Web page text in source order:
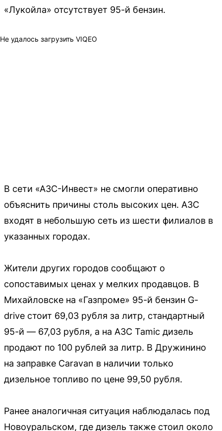
«Лукойла» отсутствует 95-й бензин.
Не удалось загрузить VIQEO
В сети «АЗС-Инвест» не смогли оперативно
объяснить причины столь высоких цен. АЗС
входят в небольшую сеть из шести филиалов в
указанных городах.
Жители других городов сообщают о
сопоставимых ценах у мелких продавцов. В
Михайловске на «Газпроме» 95-й бензин G-
drive стоит 69,03 рубля за литр, стандартный
95-й — 67,03 рубля, а на АЗС Tamic дизель
продают по 100 рублей за литр. В Дружинино
на заправке Caravan в наличии только
дизельное топливо по цене 99,50 рубля.
Ранее аналогичная ситуация наблюдалась под
Новоуральском, где дизель также стоил около